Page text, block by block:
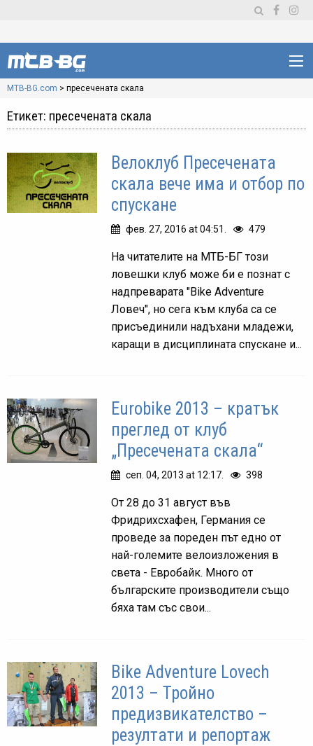
MTB-BG.com > пресечената скала
Етикет: пресечената скала
Велоклуб Пресечената
скала вече има и отбор по
спускане
фев. 27, 2016 at 04:51. 479
На читателите на МТБ-БГ този
ловешки клуб може би е познат с
надпреварата "Bike Adventure
Ловеч", но сега към клуба са се
присъединили надъхани младежи,
каращи в дисциплината спускане и...
Eurobike 2013 – кратък
преглед от клуб
„Пресечената скала“
сеп. 04, 2013 at 12:17. 398
От 28 до 31 август във
Фридрихсхафен, Германия се
проведе за пореден път едно от
най-големите велоизложения в
света - Евробайк. Много от
българските производители също
бяха там със свои...
Bike Adventure Lovech
2013 – Тройно
предизвикателство –
резултати и репортаж